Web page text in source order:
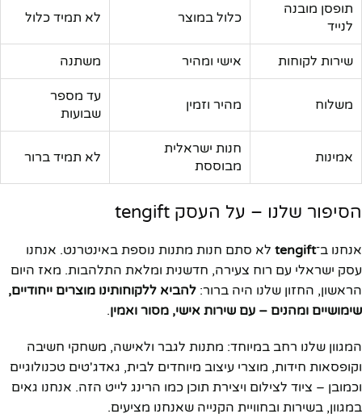
תופסן מובנה
לנייד
כלול במוצר לא תמיד כלול
שירות לקוחות אישי ומהיר משתנה
משלוח מהיר וזמין
עד מספר
שבועות
אמינות
חנות ישראלית
מבוססת
לא תמיד ברור
הסיפור שלנו – על העסק tengift
אנחנו ב־tengift לא סתם חנות מתנות נוספת באינטרנט. אנחנו
עסק ישראלי עם רוח צעירה, חדשנית ומלאת התלהבות. מאז היום
הראשון, החזון שלנו היה ברור: להביא ללקוחותינו מוצרים ייחודיים,
שימושיים ומהנים – עם שירות אישי, מסור ואמין.
המגוון שלנו רחב במיוחד: מתנות לגבר ולאישה, משחקי חשיבה
וקופסאות חידות, מוצרי עיצוב מיוחדים לבית, גאדג'טים טכנולוגיים
וכמובן – ציוד לצילום ויצירת תוכן כמו הרינג לייט הזה. אנחנו גאים
במגוון, בשירות ובחוויית הקנייה שאנחנו מציעים.